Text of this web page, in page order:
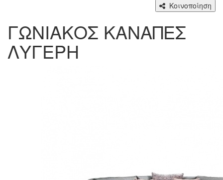
Κοινοποίηση
ΓΩΝΙΑΚΟΣ ΚΑΝΑΠΕΣ
ΛΥΓΕΡΗ